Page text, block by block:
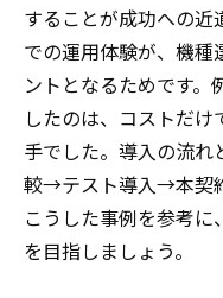
麻績村で人
コピー機の
最新コピー
今後注目の
地元企業が語る
コピー機導
コピー機選
することが成功への近
での運用体験が、機種
ントとなるためです。
したのは、コストだ
手でした。導入の流
較→テスト導入→本契
こうした事例を参考に
を目指しましょう。